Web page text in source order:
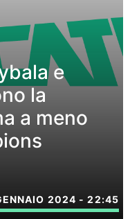
e
la
a meno
2024 - 22:45